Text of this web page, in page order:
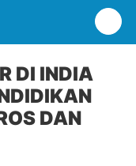
DI INDIA
DAN